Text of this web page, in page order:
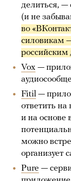
делиться, —
(и не
во
силовикам
Vox —
Fitil —
ответить на
и на основе
можно
организует
Pure —